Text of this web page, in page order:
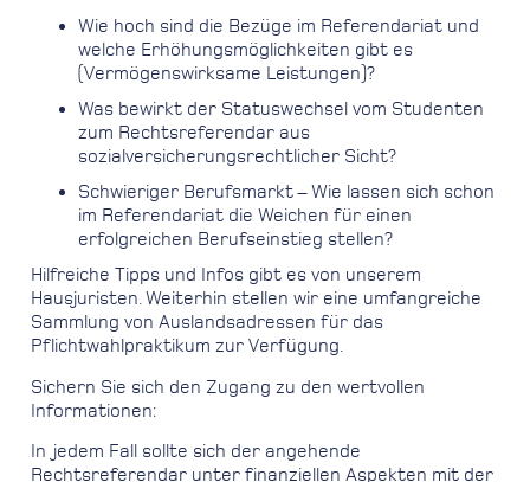
Wie hoch sind die Bezüge im Referendariat und
welche Erhöhungsmöglichkeiten gibt es
(Vermögenswirksame Leistungen)?
Was bewirkt der Statuswechsel vom Studenten
zum Rechtsreferendar aus
sozialversicherungsrechtlicher Sicht?
Schwieriger Berufsmarkt – Wie lassen sich schon
im Referendariat die Weichen für einen
erfolgreichen Berufseinstieg stellen?
Hilfreiche Tipps und Infos gibt es von unserem
Hausjuristen. Weiterhin stellen wir eine umfangreiche
Sammlung von Auslandsadressen für das
Pflichtwahlpraktikum zur Verfügung.
Sichern Sie sich den Zugang zu den wertvollen
Informationen:
In jedem Fall sollte sich der angehende
Rechtsreferendar unter finanziellen Aspekten mit der